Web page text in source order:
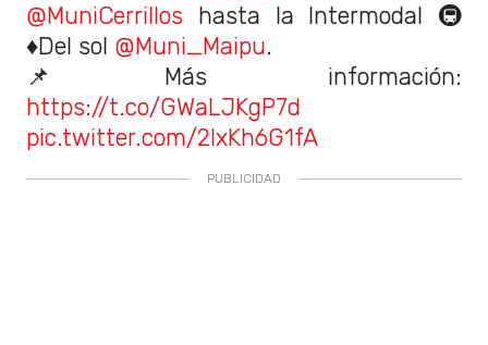
@MuniCerrillos hasta la Intermodal 🚇
♦️Del sol @Muni_Maipu.
📌Más información:
https://t.co/GWaLJKgP7d
pic.twitter.com/2IxKh6G1fA